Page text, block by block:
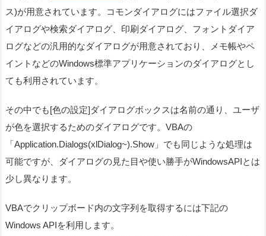
ス)が用意されています。コモンダイアログにはファイル選択ダ
イアログや検索ダイアログ、印刷ダイアログ、フォントダイア
ログなどの汎用的なダイアログが用意されており、メモ帳やペ
イントなどのWindows標準アプリケーションのダイアログとし
ても利用されています。
その中でも[色の設定]ダイアログボックスは名前の通り、ユーザ
が色を選択するためのダイアログです。VBAの
「Application.Dialogs(xlDialog~).Show」でも同じような処理は
可能ですが、ダイアログの見た目や使い勝手がWindowsAPIとは
少し異なります。
VBAでクリップボード内の文字列を取得するには下記の
Windows APIを利用します。